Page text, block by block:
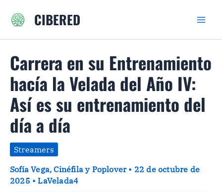
CIBERED
Carrera en su Entrenamiento
hacía la Velada del Año IV:
Así es su entrenamiento del
día a día
Streamers
Sofía Vega, Cinéfila y Poplover • 22 de octubre de
2025 •LaVelada4